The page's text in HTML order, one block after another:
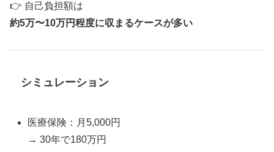
👉 自己負担額は
約5万〜10万円程度に収まるケースが多い
シミュレーション
医療保険：月5,000円
→ 30年で180万円